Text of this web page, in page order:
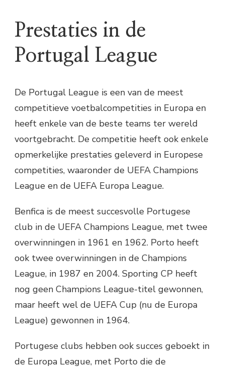
Prestaties in de
Portugal League
De Portugal League is een van de meest
competitieve voetbalcompetities in Europa en
heeft enkele van de beste teams ter wereld
voortgebracht. De competitie heeft ook enkele
opmerkelijke prestaties geleverd in Europese
competities, waaronder de UEFA Champions
League en de UEFA Europa League.
Benfica is de meest succesvolle Portugese
club in de UEFA Champions League, met twee
overwinningen in 1961 en 1962. Porto heeft
ook twee overwinningen in de Champions
League, in 1987 en 2004. Sporting CP heeft
nog geen Champions League-titel gewonnen,
maar heeft wel de UEFA Cup (nu de Europa
League) gewonnen in 1964.
Portugese clubs hebben ook succes geboekt in
de Europa League, met Porto die de